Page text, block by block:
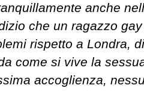
anche
che un ragazzo
rispetto a Londra,
come si vive la
accoglienza,